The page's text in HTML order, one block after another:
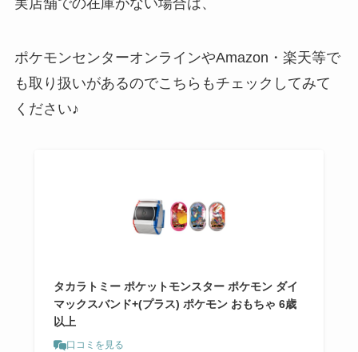
ポケモンセンターオンラインやAmazon・楽天等で
も取り扱いがあるのでこちらもチェックしてみて
ください♪
タカラトミー ポケットモンスター ポケモン ダイ
マックスバンド+(プラス) ポケモン おもちゃ 6歳
以上
口コミを見る